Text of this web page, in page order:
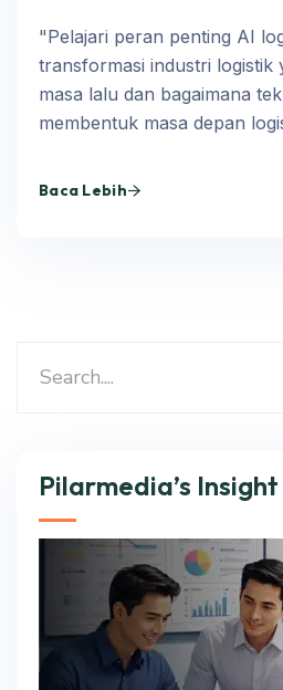
"Pelajari peran penting AI
transformasi industri logistik
masa lalu dan bagaimana
membentuk masa depan
Baca Lebih
Pilarmedia’s Insight